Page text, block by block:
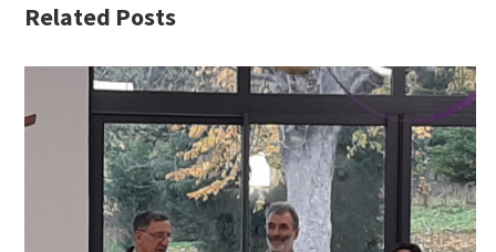
Related Posts